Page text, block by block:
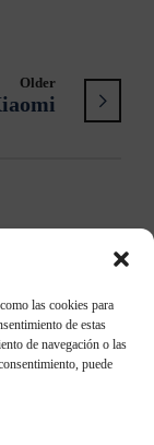
las cookies para
de estas
de navegación o las
puede
Older